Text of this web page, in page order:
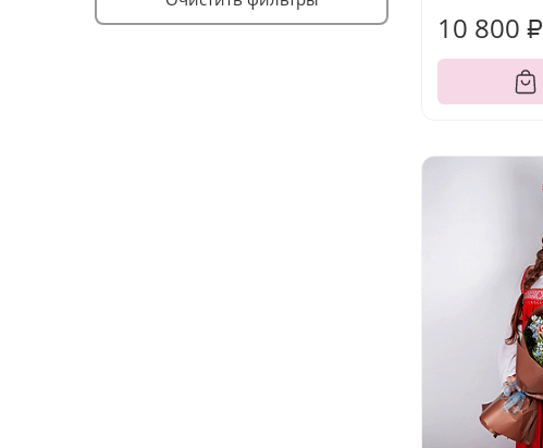
10 800 ₽